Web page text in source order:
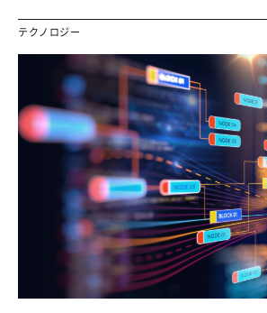
テクノロジー